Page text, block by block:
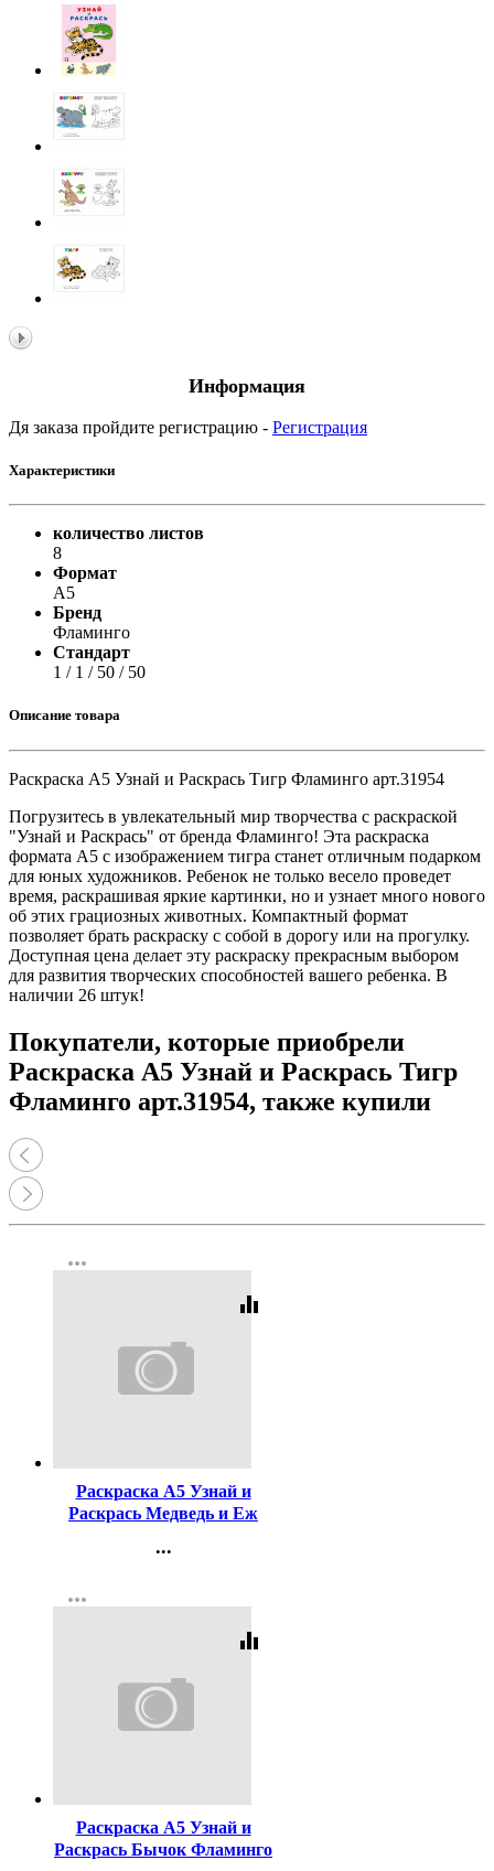
Информация
Дя заказа пройдите регистрацию - Регистрация
Характеристики
количество листов
8
Формат
А5
Бренд
Фламинго
Стандарт
1 / 1 / 50 / 50
Описание товара
Раскраска А5 Узнай и Раскрась Тигр Фламинго арт.31954
Погрузитесь в увлекательный мир творчества с раскраской
"Узнай и Раскрась" от бренда Фламинго! Эта раскраска
формата А5 с изображением тигра станет отличным подарком
для юных художников. Ребенок не только весело проведет
время, раскрашивая яркие картинки, но и узнает много нового
об этих грациозных животных. Компактный формат
позволяет брать раскраску с собой в дорогу или на прогулку.
Доступная цена делает эту раскраску прекрасным выбором
для развития творческих способностей вашего ребенка. В
наличии 26 штук!
Покупатели, которые приобрели
Раскраска А5 Узнай и Раскрась Тигр
Фламинго арт.31954, также купили
more_horiz
equalizer
Раскраска А5 Узнай и
Раскрась Медведь и Еж
...
Регистрация
more_horiz
equalizer
Раскраска А5 Узнай и
Раскрась Бычок Фламинго